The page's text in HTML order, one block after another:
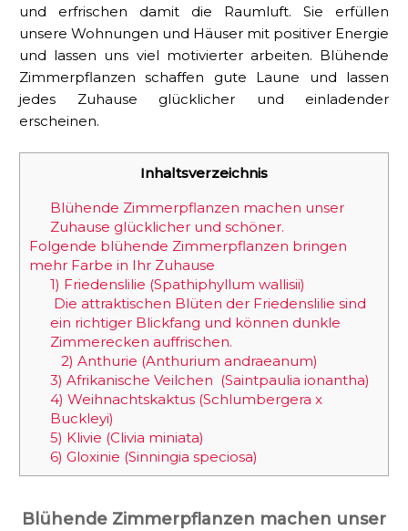
und erfrischen damit die Raumluft. Sie erfüllen
unsere Wohnungen und Häuser mit positiver Energie
und lassen uns viel motivierter arbeiten. Blühende
Zimmerpflanzen schaffen gute Laune und lassen
jedes Zuhause glücklicher und einladender
erscheinen.
Inhaltsverzeichnis
Blühende Zimmerpflanzen machen unser
Zuhause glücklicher und schöner.
Folgende blühende Zimmerpflanzen bringen
mehr Farbe in Ihr Zuhause
1) Friedenslilie (Spathiphyllum wallisii)
Die attraktischen Blüten der Friedenslilie sind
ein richtiger Blickfang und können dunkle
Zimmerecken auffrischen.
2) Anthurie (Anthurium andraeanum)
3) Afrikanische Veilchen (Saintpaulia ionantha)
4) Weihnachtskaktus (Schlumbergera x
Buckleyi)
5) Klivie (Clivia miniata)
6) Gloxinie (Sinningia speciosa)
Blühende Zimmerpflanzen machen unser